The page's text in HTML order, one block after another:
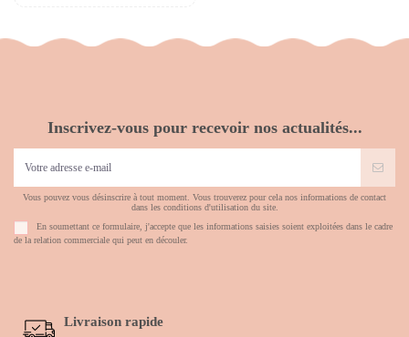
Inscrivez-vous pour recevoir nos actualités...
Vous pouvez vous désinscrire à tout moment. Vous trouverez pour cela nos informations de contact
dans les conditions d'utilisation du site.
En soumettant ce formulaire, j'accepte que les informations saisies soient exploitées dans le cadre
de la relation commerciale qui peut en découler.
Livraison rapide